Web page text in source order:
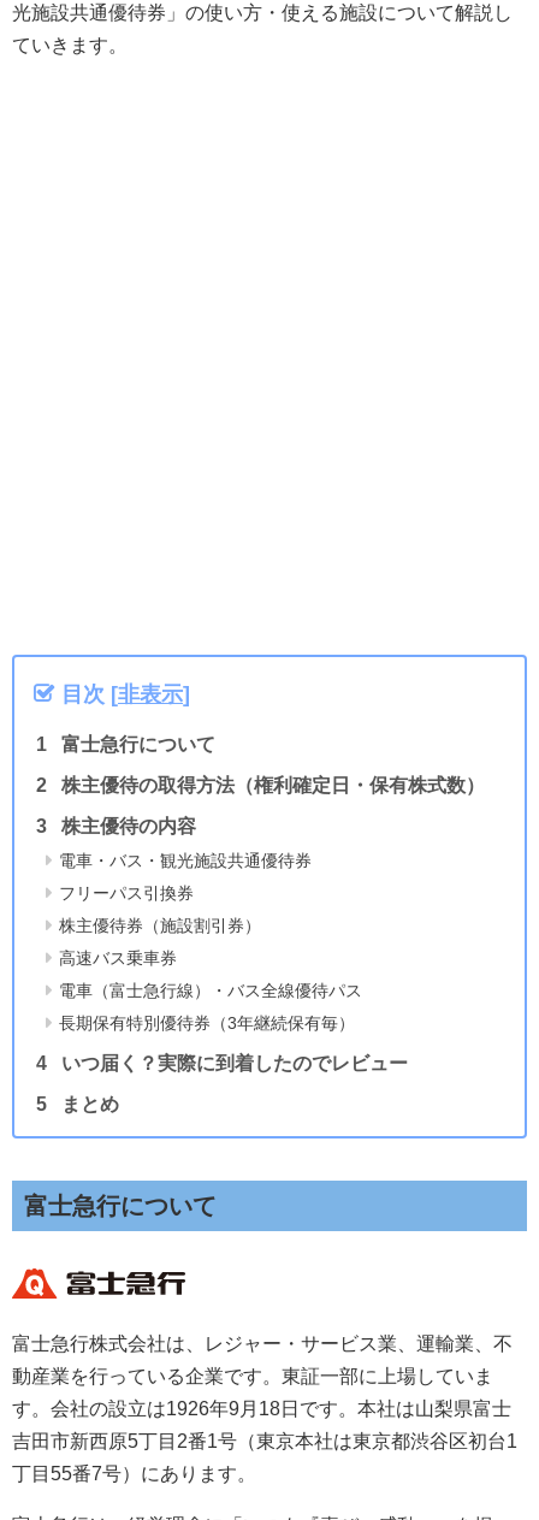
光施設共通優待券」の使い方・使える施設について解説し
ていきます。
目次 [非表示]
富士急行について
株主優待の取得方法（権利確定日・保有株式数）
株主優待の内容
電車・バス・観光施設共通優待券
フリーパス引換券
株主優待券（施設割引券）
高速バス乗車券
電車（富士急行線）・バス全線優待パス
長期保有特別優待券（3年継続保有毎）
いつ届く？実際に到着したのでレビュー
まとめ
富士急行について
富士急行株式会社は、レジャー・サービス業、運輸業、不
動産業を行っている企業です。東証一部に上場していま
す。会社の設立は1926年9月18日です。本社は山梨県富士
吉田市新西原5丁目2番1号（東京本社は東京都渋谷区初台1
丁目55番7号）にあります。